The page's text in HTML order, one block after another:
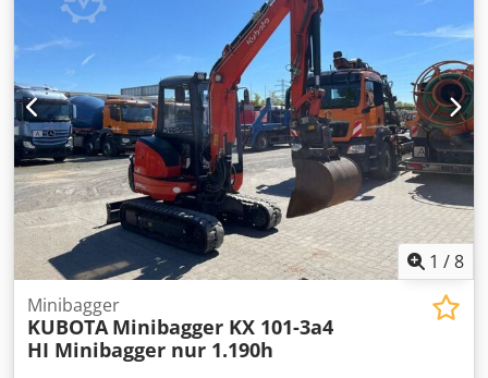
1 /8
Minibagger
KUBOTA Minibagger KX 101-3a4
HI Minibagger nur 1.190h